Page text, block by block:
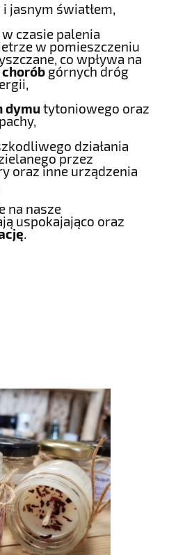
jasnym światłem,
czasie palenia
w pomieszczeniu
co wpływa na
górnych dróg
dymu tytoniowego oraz
działania
przez
oraz inne urządzenia
na nasze
uspokajająco oraz
.
koszyka